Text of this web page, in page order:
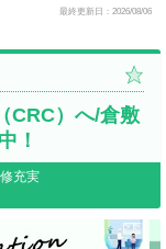
最終更新日：2026/08/06
CRC）へ/倉敷
！
充実